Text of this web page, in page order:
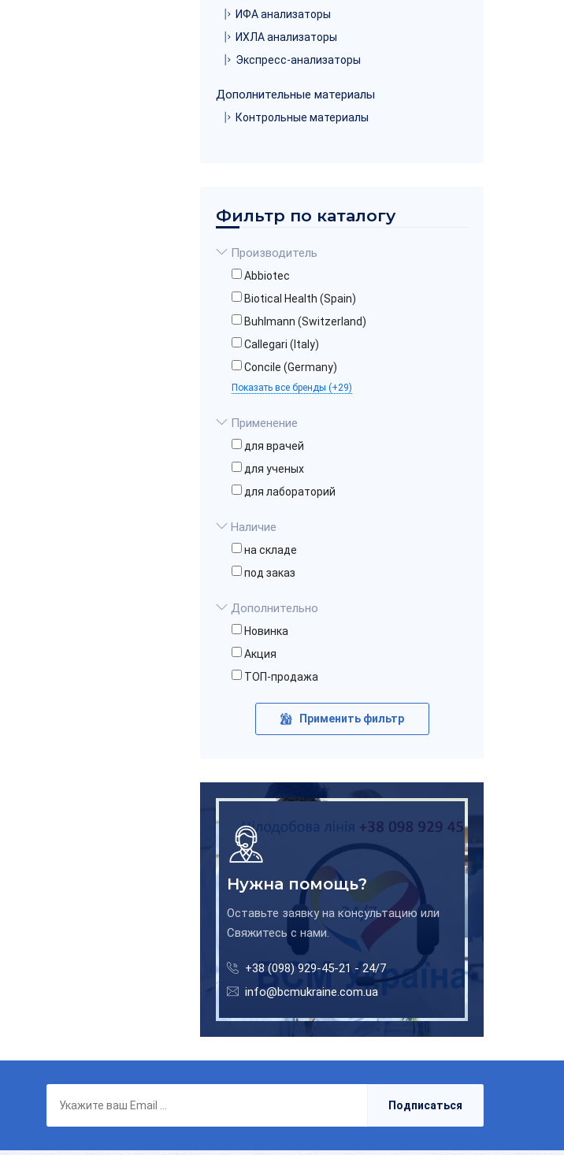
ИФА анализаторы
ИХЛА анализаторы
Экспресс-анализаторы
Дополнительные материалы
Контрольные материалы
Фильтр по каталогу
Производитель
Abbiotec
Biotical Health (Spain)
Buhlmann (Switzerland)
Callegari (Italy)
Concile (Germany)
Показать все бренды (+29)
Применение
для врачей
для ученых
для лабораторий
Наличие
на складе
под заказ
Дополнительно
Новинка
Акция
ТОП-продажа
Применить фильтр
Нужна помощь?
Оставьте заявку на консультацию или
Свяжитесь с нами.
+38 (098) 929-45-21 - 24/7
info@bcmukraine.com.ua
Подписаться